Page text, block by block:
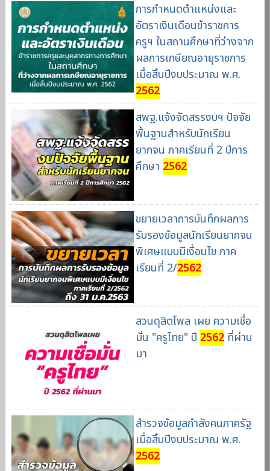
การกำหนดตำแหน่งและ
อัตราเงินเดือนข้าราชการ
ครูฯ ในสถานศึกษาที่ว่างจาก
ผลการเกษียณอายุราชการ
เมื่อสิ้นปีงบประมาณ พ.ศ.
2562
สพฐ.แจ้งจัดสรรงบฯ ปัจจัย
พื้นฐานสำหรับนักเรียน
ยากจน ภาคเรียนที่ 2 ปีการ
ศึกษา 2562
ขยายเวลาการบันทึกผลการ
รับรองข้อมูลนักเรียนยากจน
พิเศษแบบมีเงื่อนไข ภาค
เรียนที่ 2/2562
สวนดุสิตโพล เผย ความเชื่อ
มั่น "ครูไทย" ปี 2562ที่ผ่าน
มา
สำรวจข้อมูลกำลังคนภาครัฐ
เมื่อสิ้นปีงบประมาณ พ.ศ.
2562